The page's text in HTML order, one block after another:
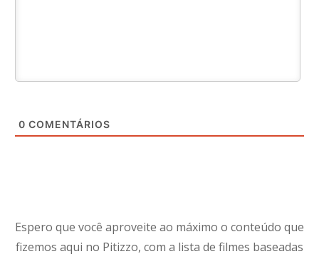
0 COMENTÁRIOS
Espero que você aproveite ao máximo o conteúdo que
fizemos aqui no Pitizzo, com a lista de filmes baseadas